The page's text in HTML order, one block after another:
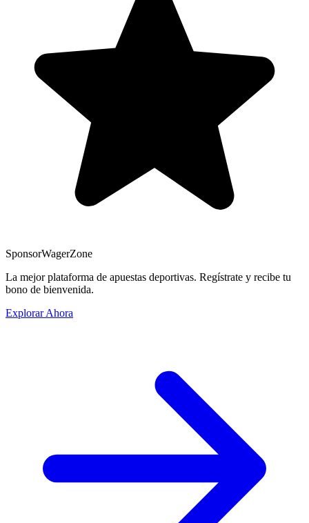
SponsorWagerZone
La mejor plataforma de apuestas deportivas. Regístrate y recibe tu
bono de bienvenida.
Explorar Ahora